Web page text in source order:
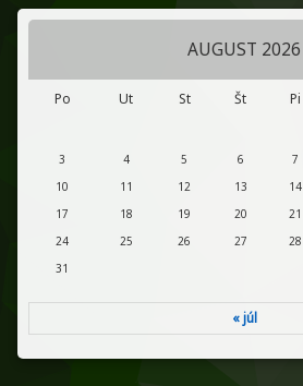
AUGUST 2026
Po Ut St Št Pi
3
4 5 6 7
10
11 12 13 14
17
18 19 20 21
24
25 26 27 28
31
« júl